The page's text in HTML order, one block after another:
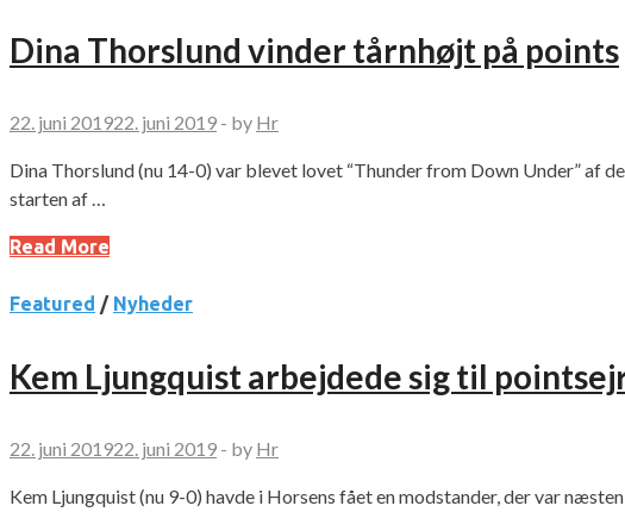
Dina Thorslund vinder tårnhøjt på points
22. juni 201922. juni 2019 - by Hr
Dina Thorslund (nu 14-0) var blevet lovet “Thunder from Down Under”
starten af …
Read More
Featured / Nyheder
Kem Ljungquist arbejdede sig til
22. juni 201922. juni 2019 - by Hr
Kem Ljungquist (nu 9-0) havde i Horsens fået en modstander, der var